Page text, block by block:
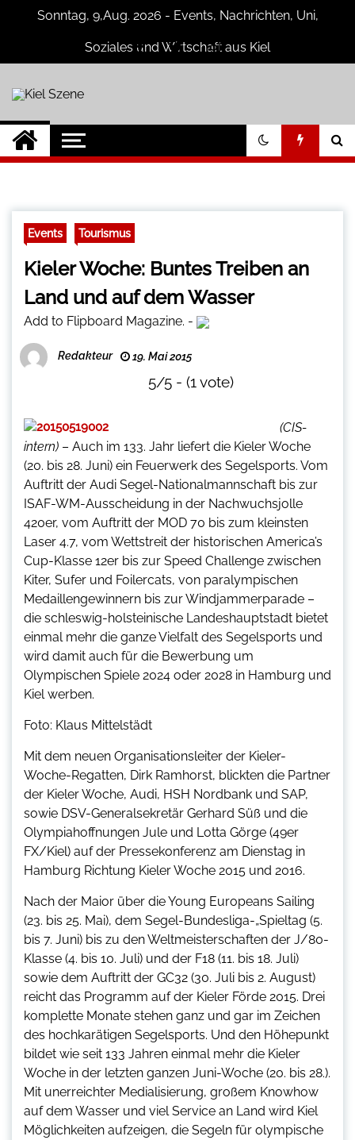
Sonntag, 9,Aug. 2026 - Events, Nachrichten, Uni,
Soziales und Wirtschaft aus Kiel
Kiel Szene
Neuigkeiten und Nachrichten aus Kiel
und Umgebung
Events Tourismus
Kieler Woche: Buntes Treiben an
Land und auf dem Wasser
Add to Flipboard Magazine. -
Redakteur 19. Mai 2015
5/5 - (1 vote)
(CIS-
intern) – Auch im 133. Jahr liefert die Kieler Woche
(20. bis 28. Juni) ein Feuerwerk des Segelsports. Vom
Auftritt der Audi Segel-Nationalmannschaft bis zur
ISAF-WM-Ausscheidung in der Nachwuchsjolle
420er, vom Auftritt der MOD 70 bis zum kleinsten
Laser 4.7, vom Wettstreit der historischen America’s
Cup-Klasse 12er bis zur Speed Challenge zwischen
Kiter, Sufer und Foilercats, von paralympischen
Medaillengewinnern bis zur Windjammerparade –
die schleswig-holsteinische Landeshauptstadt bietet
einmal mehr die ganze Vielfalt des Segelsports und
wird damit auch für die Bewerbung um
Olympischen Spiele 2024 oder 2028 in Hamburg und
Kiel werben.
Foto: Klaus Mittelstädt
Mit dem neuen Organisationsleiter der Kieler-
Woche-Regatten, Dirk Ramhorst, blickten die Partner
der Kieler Woche, Audi, HSH Nordbank und SAP,
sowie DSV-Generalsekretär Gerhard Süß und die
Olympiahoffnungen Jule und Lotta Görge (49er
FX/Kiel) auf der Pressekonferenz am Dienstag in
Hamburg Richtung Kieler Woche 2015 und 2016.
Nach der Maior über die Young Europeans Sailing
(23. bis 25. Mai), dem Segel-Bundesliga-„Spieltag (5.
bis 7. Juni) bis zu den Weltmeisterschaften der J/80-
Klasse (4. bis 10. Juli) und der F18 (11. bis 18. Juli)
sowie dem Auftritt der GC32 (30. Juli bis 2. August)
reicht das Programm auf der Kieler Förde 2015. Drei
komplette Monate stehen ganz und gar im Zeichen
des hochkarätigen Segelsports. Und den Höhepunkt
bildet wie seit 133 Jahren einmal mehr die Kieler
Woche in der letzten ganzen Juni-Woche (20. bis 28.).
Mit unerreichter Medialisierung, großem Knowhow
auf dem Wasser und viel Service an Land wird Kiel
Möglichkeiten aufzeigen, die Segeln für olympische